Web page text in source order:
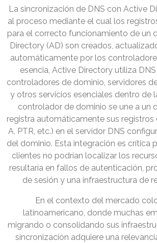
La sincronización de DNS con Active
al proceso mediante el cual los
para el correcto funcionamiento de un
Directory (AD) son creados,
automáticamente por los
esencia, Active Directory utiliza
controladores de dominio, servidores
y otros servicios esenciales dentro de
controlador de dominio se une a un
registra automáticamente sus registros
A, PTR, etc.) en el servidor DNS
del dominio. Esta integración es crítica
clientes no podrían localizar los
resultaría en fallos de autenticación,
de sesión y una infraestructura de
En el contexto del mercado
latinoamericano, donde muchas
migrando o consolidando sus
sincronización adquiere una